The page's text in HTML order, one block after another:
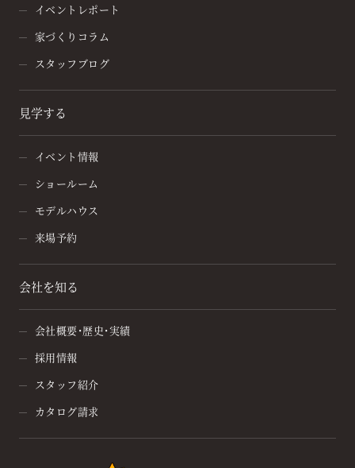
イベントレポート
家づくりコラム
スタッフブログ
見学する
イベント情報
ショールーム
モデルハウス
来場予約
会社を知る
会社概要・歴史・実績
採用情報
スタッフ紹介
カタログ請求